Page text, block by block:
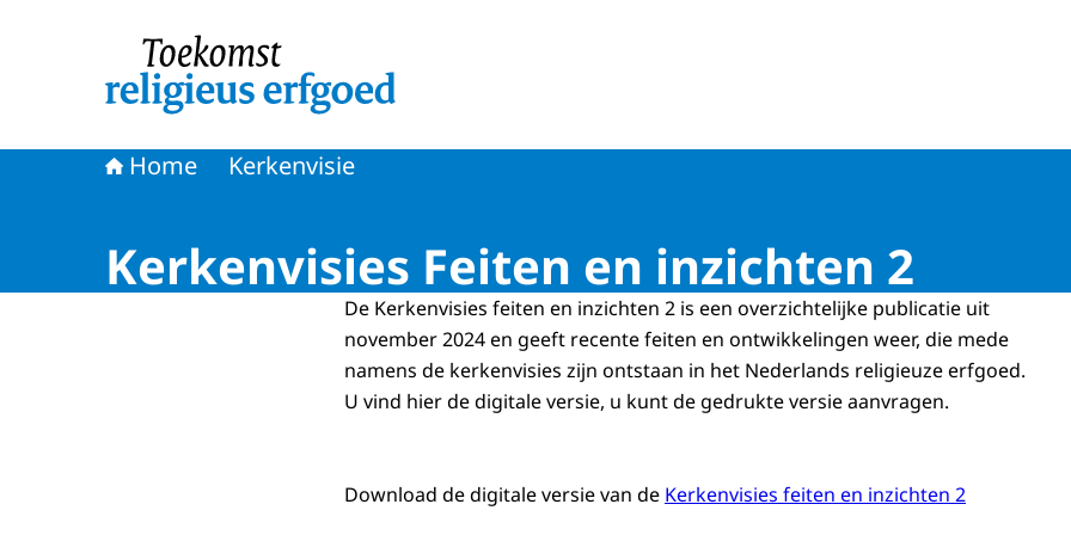
Home Kerkenvisie
Kerkenvisies Feiten en inzichten 2
De Kerkenvisies feiten en inzichten 2 is een overzichtelijke publicatie uit
november 2024 en geeft recente feiten en ontwikkelingen weer, die mede
namens de kerkenvisies zijn ontstaan in het Nederlands religieuze erfgoed.
U vind hier de digitale versie, u kunt de gedrukte versie aanvragen.
Download de digitale versie van de Kerkenvisies feiten en inzichten 2